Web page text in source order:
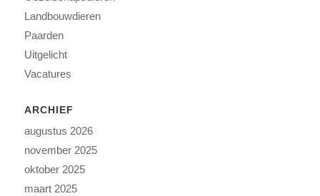
Landbouwdieren
Paarden
Uitgelicht
Vacatures
ARCHIEF
augustus 2026
november 2025
oktober 2025
maart 2025